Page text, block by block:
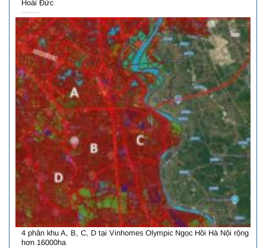
Hoài Đức
4 phân khu A, B, C, D tại Vinhomes Olympic Ngọc Hồi Hà Nội rộng
hơn 16000ha